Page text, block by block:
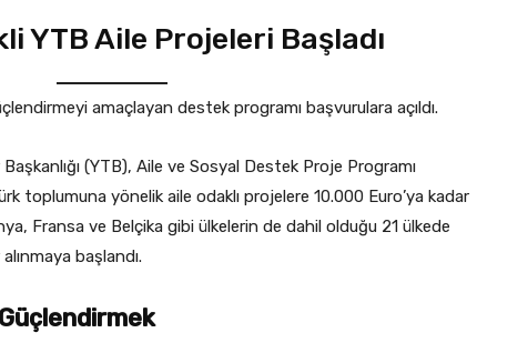
YTB Aile Projeleri Başladı
amaçlayan destek programı başvurulara açıldı.
(YTB), Aile ve Sosyal Destek Proje Programı
toplumuna yönelik aile odaklı projelere 10.000 Euro’ya kadar
Fransa ve Belçika gibi ülkelerin de dahil olduğu 21 ülkede
başlandı.
Güçlendirmek